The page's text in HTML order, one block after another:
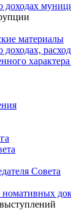
доходах
материалы
доходах,
характера
Совета